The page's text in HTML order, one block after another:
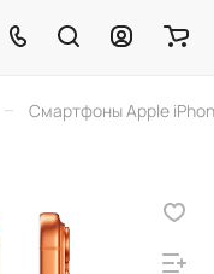
– Смартфоны Apple